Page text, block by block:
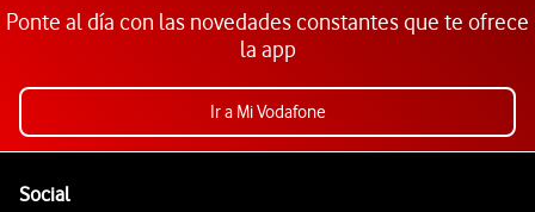
Ponte al día con las novedades constantes que te ofrece
la app
Ir a Mi Vodafone
SocialEnlaces a las redes sociales de Vodafone